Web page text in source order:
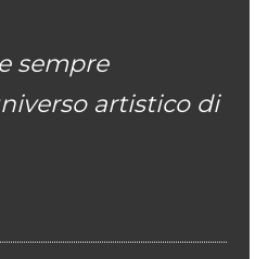
sempre
artistico di